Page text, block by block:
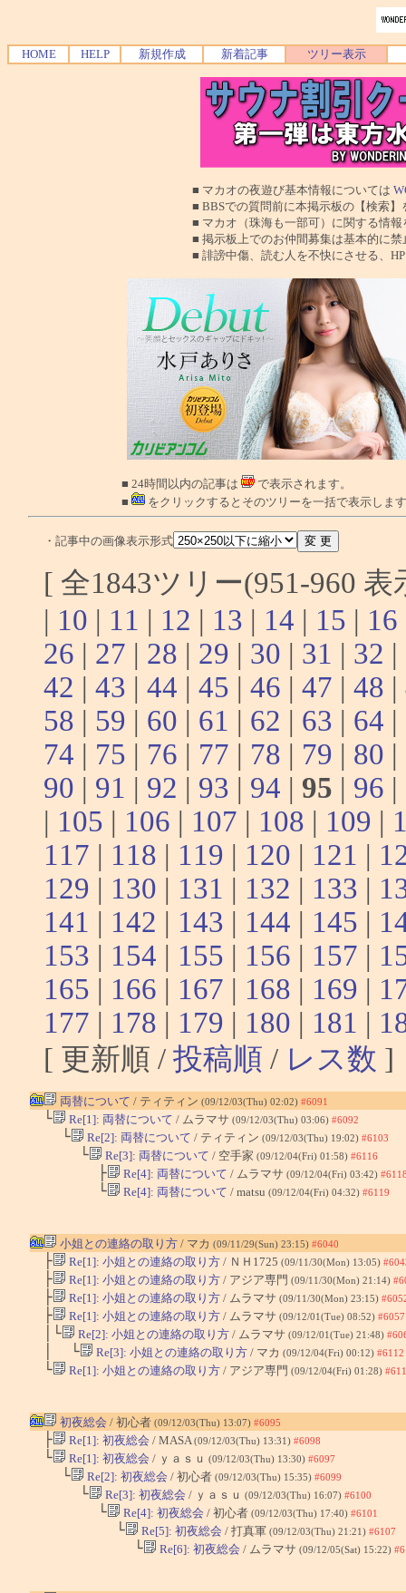
HOME HELP 新規作成 新着記事 ツリー表示
■ マカオの夜遊び基本情報については
■ BBSでの質問前に本掲示板の【検索】を使
■ マカオ（珠海も一部可）に関する情報を交
■ 掲示板上でのお仲間募集は基本的に禁止で
■ 誹謗中傷、読む人を不快にさせる、HPに運
■ 24時間以内の記事は
で表示されます。
■
をクリックするとそのツリーを一括で表示しま
・記事中の画像表示形式
[ 全1843ツリー(951-960
| 10 | 11 | 12 | 13 | 14 | 15 | 16
26 | 27 | 28 | 29 | 30 | 31 | 32 |
42 | 43 | 44 | 45 | 46 | 47 | 48 |
58 | 59 | 60 | 61 | 62 | 63 | 64 |
74 | 75 | 76 | 77 | 78 | 79 | 80 |
90 | 91 | 92 | 93 | 94 | 95 | 96 |
| 105 | 106 | 107 | 108 | 109 |
117 | 118 | 119 | 120 | 121 |
129 | 130 | 131 | 132 | 133 |
141 | 142 | 143 | 144 | 145 |
153 | 154 | 155 | 156 | 157 |
165 | 166 | 167 | 168 | 169 |
177 | 178 | 179 | 180 | 181 |
[ 更新順 / 投稿順 / レス数 ]
両替について / ティティン (09/12/03(Thu) 02:02) #6091
└ Re[1]: 両替について / ムラマサ (09/12/03(Thu) 03:06) #6092
└ Re[2]: 両替について / ティティン (09/12/03(Thu) 19:02) #6103
└ Re[3]: 両替について / 空手家 (09/12/04(Fri) 01:58) #6116
├ Re[4]: 両替について / ムラマサ (09/12/04(Fri) 03:42)
└ Re[4]: 両替について / matsu (09/12/04(Fri) 04:32) #6119
小姐との連絡の取り方/ マカ (09/11/29(Sun) 23:15) #6040
├ Re[1]: 小姐との連絡の取り方/ ＮＨ1725 (09/11/30(Mon) 13:05)
├ Re[1]: 小姐との連絡の取り方/ アジア専門 (09/11/30(Mon) 21:14)
├ Re[1]: 小姐との連絡の取り方/ ムラマサ (09/11/30(Mon) 23:15)
├ Re[1]: 小姐との連絡の取り方/ ムラマサ (09/12/01(Tue) 08:52) #6057
│└ Re[2]: 小姐との連絡の取り方/ ムラマサ (09/12/01(Tue) 21:48)
│ └ Re[3]: 小姐との連絡の取り方/ マカ (09/12/04(Fri) 00:12) #6112
└ Re[1]: 小姐との連絡の取り方/ アジア専門 (09/12/04(Fri) 01:28)
初夜総会 / 初心者 (09/12/03(Thu) 13:07) #6095
├ Re[1]: 初夜総会 / MASA(09/12/03(Thu) 13:31) #6098
└ Re[1]: 初夜総会 / ｙａｓｕ (09/12/03(Thu) 13:30) #6097
└ Re[2]: 初夜総会 / 初心者 (09/12/03(Thu) 15:35) #6099
└ Re[3]: 初夜総会 / ｙａｓｕ (09/12/03(Thu) 16:07) #6100
└ Re[4]: 初夜総会 / 初心者 (09/12/03(Thu) 17:40) #6101
└ Re[5]: 初夜総会 / 打真軍 (09/12/03(Thu) 21:21) #6107
└ Re[6]: 初夜総会 / ムラマサ (09/12/05(Sat) 15:22)